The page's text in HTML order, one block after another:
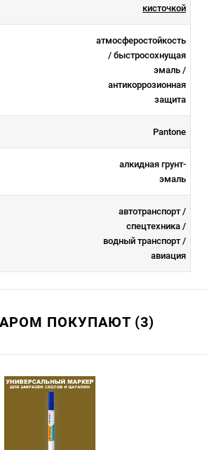
кисточкой
атмосферостойкоcть
/ быстросохнущая
эмаль /
антикоррозионная
защита
Pantone
алкидная грунт-
эмаль
автотранспорт /
спецтехника /
водный транспорт /
авиация
ПОКУПАЮТ (3)